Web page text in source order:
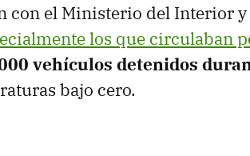
con el Ministerio del Interior y
los que circulaban
vehículos detenidos
bajo cero.